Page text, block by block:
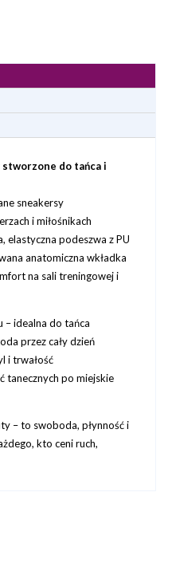
do tańca i
sneakersy
i miłośnikach
elastyczna podeszwa z PU
anatomiczna wkładka
na sali treningowej i
idealna do tańca
przez cały dzień
i trwałość
tanecznych po miejskie
– to swoboda, płynność i
kto ceni ruch,